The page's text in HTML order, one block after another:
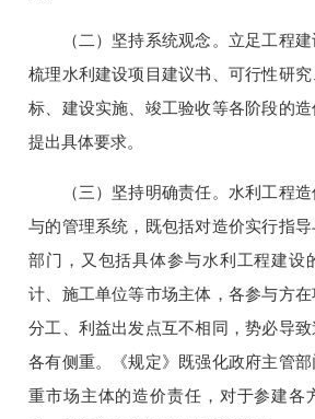
（二）坚持系统观念。立足工程建
梳理水利建设项目建议书、可行性研
标、建设实施、竣工验收等各阶段的
提出具体要求。
（三）坚持明确责任。水利工程造
与的管理系统，既包括对造价实行指
部门，又包括具体参与水利工程建设
计、施工单位等市场主体，各参与方
分工、利益出发点互不相同，势必导
各有侧重。《规定》既强化政府主管
重市场主体的造价责任，对于参建各